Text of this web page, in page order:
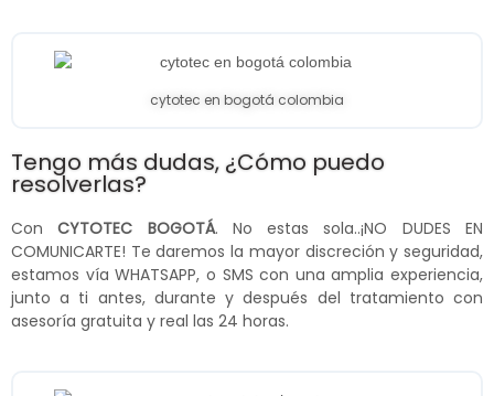
cytotec en bogotá colombia
Tengo más dudas, ¿Cómo puedo
resolverlas?
ConCYTOTEC BOGOTÁ. No estas sola..¡NO DUDES EN
COMUNICARTE! Te daremos la mayor discreción y seguridad,
estamos vía WHATSAPP, o SMS con una amplia experiencia,
junto a ti antes, durante y después del tratamiento con
asesoría gratuita y real las 24 horas.